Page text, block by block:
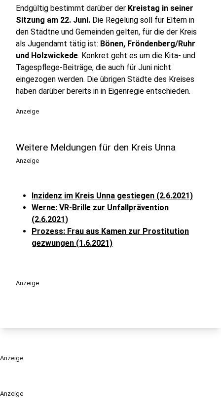
Anzeige
Endgültig bestimmt darüber der Kreistag in seiner
Sitzung am 22. Juni. Die Regelung soll für Eltern in
den Städtne und Gemeinden gelten, für die der Kreis
als Jugendamt tätig ist: Bönen, Fröndenberg/Ruhr
und Holzwickede. Konkret geht es um die Kita- und
Tagespflege-Beiträge, die auch für Juni nicht
eingezogen werden. Die übrigen Städte des Kreises
haben darüber bereits in in Eigenregie entschieden.
Anzeige
Weitere Meldungen für den Kreis Unna
Anzeige
Inzidenz im Kreis Unna gestiegen (2.6.2021)
Werne: VR-Brille zur Unfallprävention
(2.6.2021)
Prozess: Frau aus Kamen zur Prostitution
gezwungen (1.6.2021)
Anzeige
Anzeige